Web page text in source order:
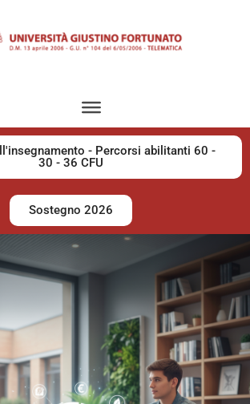
- Percorsi abilitanti 60 -
30 - 36 CFU
Sostegno 2026